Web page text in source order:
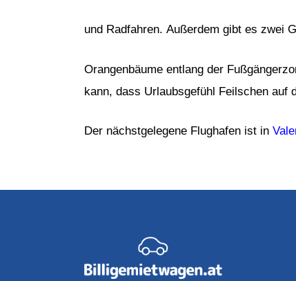
und Radfahren. Außerdem gibt es zwei
Orangenbäume entlang der
kann, dass Urlaubsgefühl Feilschen auf
Der nächstgelegene Flughafen ist in